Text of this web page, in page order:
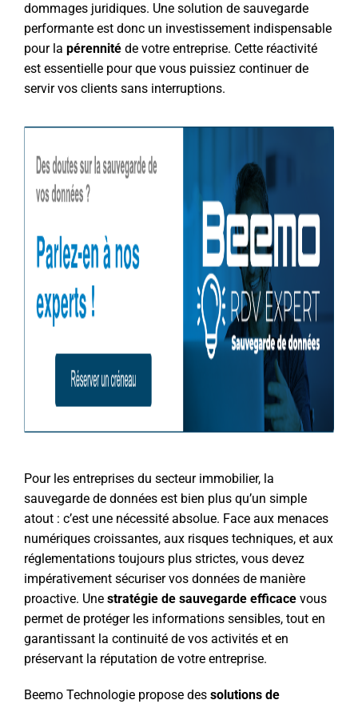
dommages juridiques. Une solution de sauvegarde
performante est donc un investissement indispensable
pour la pérennité de votre entreprise. Cette réactivité
est essentielle pour que vous puissiez continuer de
servir vos clients sans interruptions.
Pour les entreprises du secteur immobilier, la
sauvegarde de données est bien plus qu’un simple
atout : c’est une nécessité absolue. Face aux menaces
numériques croissantes, aux risques techniques, et aux
réglementations toujours plus strictes, vous devez
impérativement sécuriser vos données de manière
proactive. Une stratégie de sauvegarde efficace vous
permet de protéger les informations sensibles, tout en
garantissant la continuité de vos activités et en
préservant la réputation de votre entreprise.
Beemo Technologie propose des solutions de